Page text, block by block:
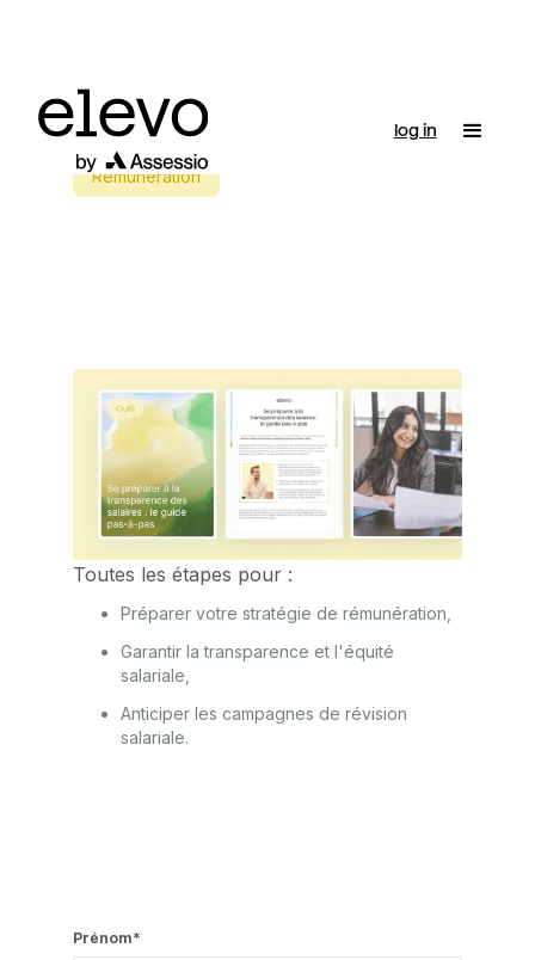
log in
Rémunération
Toutes les étapes pour :
Préparer votre stratégie de rémunération,
Garantir la transparence et l'équité
salariale,
Anticiper les campagnes de révision
salariale.
Prénom*